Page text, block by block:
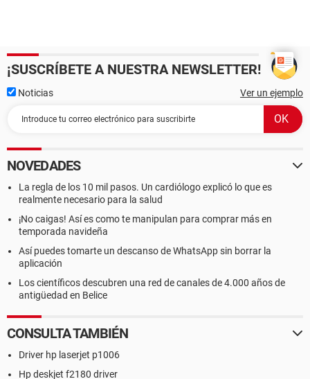
¡SUSCRÍBETE A NUESTRA NEWSLETTER!
Noticias Ver un ejemplo
NOVEDADES
La regla de los 10 mil pasos. Un cardiólogo explicó lo que es
realmente necesario para la salud
¡No caigas! Así es como te manipulan para comprar más en
temporada navideña
Así puedes tomarte un descanso de WhatsApp sin borrar la
aplicación
Los científicos descubren una red de canales de 4.000 años de
antigüedad en Belice
CONSULTA TAMBIÉN
Driver hp laserjet p1006
Hp deskjet f2180 driver